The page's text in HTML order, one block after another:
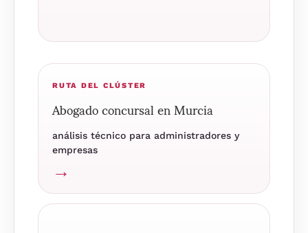
RUTA DEL CLÚSTER
Abogado concursal en Murcia
análisis técnico para administradores y
empresas
→